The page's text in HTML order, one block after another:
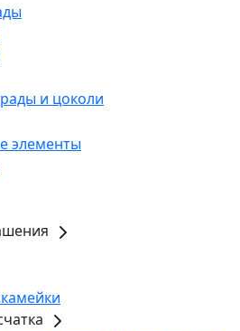
и цоколи
элементы